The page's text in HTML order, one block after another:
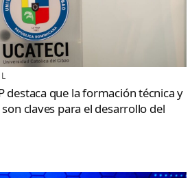
destaca que la formación técnica y
claves para el desarrollo del